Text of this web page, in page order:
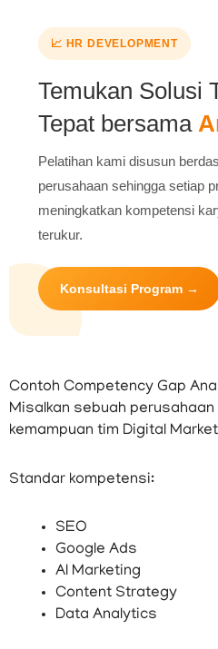
📈 HR DEVELOPMENT
Temukan Solusi
Tepat bersama
Pelatihan kami disusun
perusahaan sehingga setiap
meningkatkan kompetensi
terukur.
Konsultasi Program →
Contoh Competency Gap
Misalkan sebuah perusahaan
kemampuan tim Digital
Standar kompetensi:
SEO
Google Ads
AI Marketing
Content Strategy
Data Analytics